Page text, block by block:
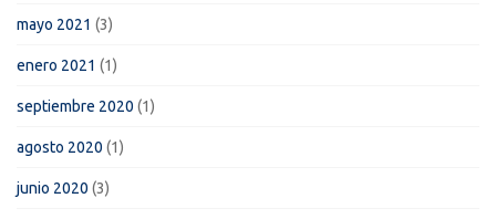
mayo 2021 (3)
enero 2021 (1)
septiembre 2020 (1)
agosto 2020 (1)
junio 2020 (3)